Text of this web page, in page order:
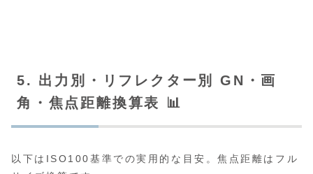
5. 出力別・リフレクター別 GN・画
角・焦点距離換算表 📊
以下はISO100基準での実用的な目安。焦点距離はフル